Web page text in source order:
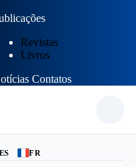
Revistas
Livros
Contatos
FR